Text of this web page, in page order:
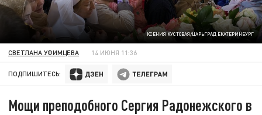
КСЕНИЯ КУСТОВАЯ/ЦАРЬГРАД ЕКАТЕРИНБУРГ
СВЕТЛАНА УФИМЦЕВА 14 ИЮНЯ 11:36
ПОДПИШИТЕСЬ:
Мощи преподобного Сергия Радонежского в